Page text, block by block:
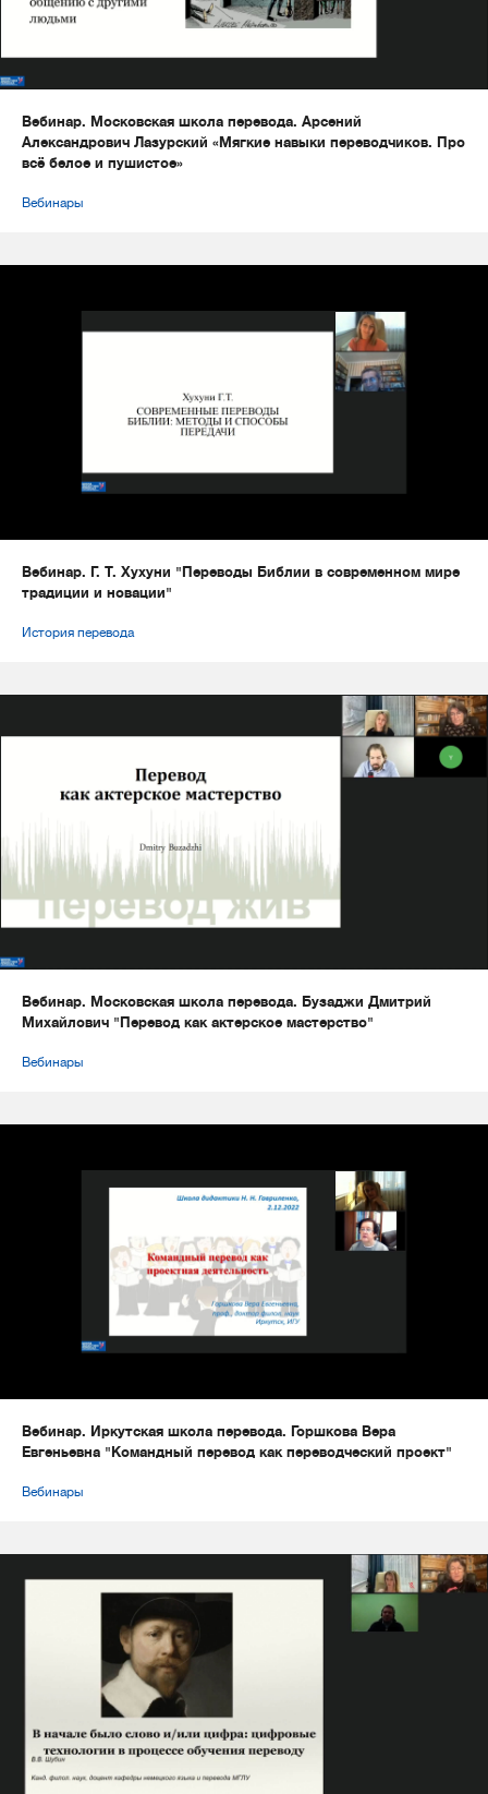
Вебинар. Московская школа перевода. Арсений
Александрович Лазурский «Мягкие навыки переводчиков. Про
всё белое и пушистое»
Вебинары
Вебинар. Г. Т. Хухуни "Переводы Библии в современном мире
традиции и новации"
История перевода
Вебинар. Московская школа перевода. Бузаджи Дмитрий
Михайлович "Перевод как актерское мастерство"
Вебинары
Вебинар. Иркутская школа перевода. Горшкова Вера
Евгеньевна "Командный перевод как переводческий проект"
Вебинары